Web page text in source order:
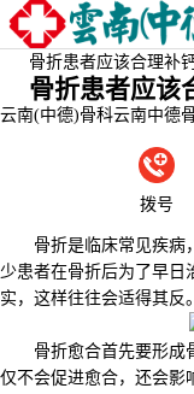
骨折患者应该合理补
骨折患者应该
云南(中德)骨科云南中德
拨号
骨折是临床常见疾病
少患者在骨折后为了早日
实，这样往往会适得其反。
骨折愈合首先要形成
仅不会促进愈合，还会影